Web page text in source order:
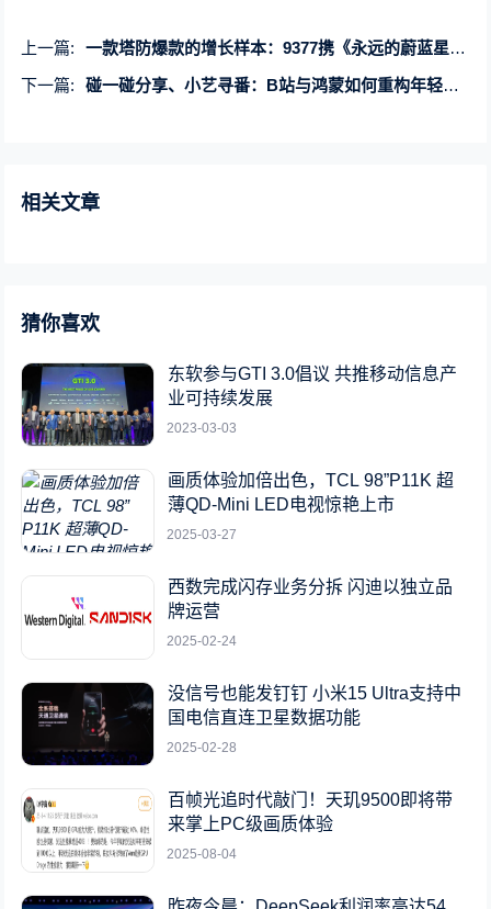
上一篇:
一款塔防爆款的增长样本：9377携《永远的蔚蓝星球》亮相HDC 2026
下一篇:
碰一碰分享、小艺寻番：B站与鸿蒙如何重构年轻人的内容社区？
相关文章
猜你喜欢
东软参与GTI 3.0倡议 共推移动信息产
业可持续发展
2023-03-03
画质体验加倍出色，TCL 98”P11K 超
薄QD-Mini LED电视惊艳上市
2025-03-27
西数完成闪存业务分拆 闪迪以独立品
牌运营
2025-02-24
没信号也能发钉钉 小米15 Ultra支持中
国电信直连卫星数据功能
2025-02-28
百帧光追时代敲门！天玑9500即将带
来掌上PC级画质体验
2025-08-04